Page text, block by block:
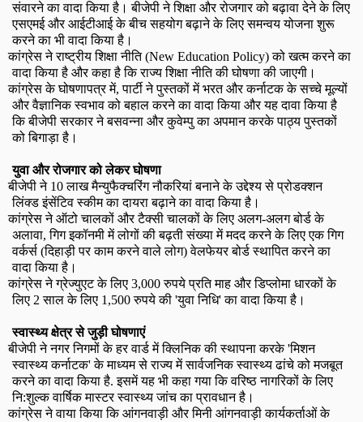
संवारने का वादा किया है। बीजेपी ने शिक्षा और रोजगार को बढ़ावा देने के लिए
एसएमई और आईटीआई के बीच सहयोग बढ़ाने के लिए समन्वय योजना शुरू
करने का भी वादा किया है।
कांग्रेस ने राष्ट्रीय शिक्षा नीति (New Education Policy)को खत्म करने का
वादा किया है और कहा है कि राज्य शिक्षा नीति की घोषणा की जाएगी।
कांग्रेस के घोषणापत्र में,पार्टी ने पुस्तकों में भरत और कर्नाटक के सच्चे मूल्यों
और वैज्ञानिक स्वभाव को बहाल करने का वादा किया और यह दावा किया है
कि बीजेपी सरकार ने बसवन्ना और कुवेम्पु का अपमान करके पाठ्य पुस्तकों
को बिगाड़ा है।
युवा और रोजगार को लेकर घोषणा
बीजेपी ने 10लाख मैन्युफैक्चरिंग नौकरियां बनाने के उद्देश्य से प्रोडक्शन
लिंक्ड इंसेंटिव स्कीम का दायरा बढ़ाने का वादा किया है।
कांग्रेस ने ऑटो चालकों और टैक्सी चालकों के लिए अलग-अलग बोर्ड के
अलावा,गिग इकॉनमी में लोगों की बढ़ती संख्या में मदद करने के लिए एक गिग
वर्कर्स (दिहाड़ी पर काम करने वाले लोग) वेलफेयर बोर्ड स्थापित करने का
वादा किया है।
कांग्रेस ने ग्रेज्युएट के लिए 3,000रुपये प्रति माह और डिप्लोमा धारकों के
लिए 2साल के लिए 1,500रुपये की 'युवा निधि'का वादा किया है।
स्वास्थ्य क्षेत्र से जुड़ी घोषणाएं
बीजेपी ने नगर निगमों के हर वार्ड में क्लिनिक की स्थापना करके'मिशन
स्वास्थ्य कर्नाटक'के माध्यम से राज्य में सार्वजनिक स्वास्थ्य ढांचे को मजबूत
करने का वादा किया है. इसमें यह भी कहा गया कि वरिष्ठ नागरिकों के लिए
नि:शुल्क वार्षिक मास्टर स्वास्थ्य जांच का प्रावधान है।
कांग्रेस ने वाया किया कि आंगनवाड़ी और मिनी आंगनवाड़ी कार्यकर्ताओं के